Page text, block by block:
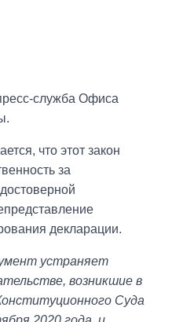
служба Офиса
что этот закон
за
декларации.
устраняет
возникшие в
Суда